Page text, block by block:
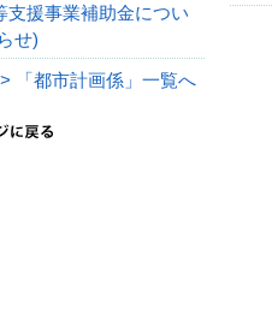
支援事業補助金につい
せ)
「都市計画係」一覧へ